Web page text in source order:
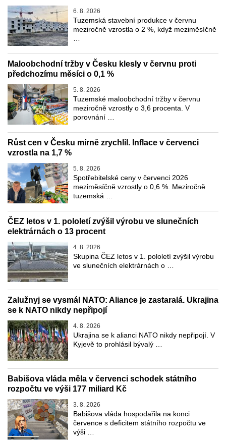
6. 8. 2026
Tuzemská stavební produkce v červnu
meziročně vzrostla o 2 %, když meziměsíčně
Maloobchodní tržby v Česku klesly v červnu proti
předchozímu měsíci o 0,1 %
5. 8. 2026
Tuzemské maloobchodní tržby v červnu
meziročně vzrostly o 3,6 procenta. V
porovnání …
Růst cen v Česku mírně zrychlil. Inflace v červenci
vzrostla na 1,7 %
5. 8. 2026
Spotřebitelské ceny v červenci 2026
meziměsíčně vzrostly o 0,6 %. Meziročně
tuzemská …
ČEZ letos v 1. pololetí zvýšil výrobu ve slunečních
elektrárnách o 13 procent
4. 8. 2026
Skupina ČEZ letos v 1. pololetí zvýšil výrobu
ve slunečních elektrárnách o …
Zalužnyj se vysmál NATO: Aliance je zastaralá. Ukrajina
se k NATO nikdy nepřipojí
4. 8. 2026
Ukrajina se k alianci NATO nikdy nepřipojí. V
Kyjevě to prohlásil bývalý …
Babišova vláda měla v červenci schodek státního
rozpočtu ve výši 177 miliard Kč
3. 8. 2026
Babišova vláda hospodařila na konci
července s deficitem státního rozpočtu ve
výši …